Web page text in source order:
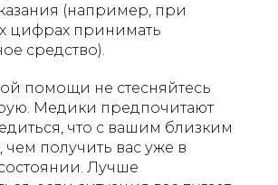
(например, при
цифрах принимать
средство).
помощи не стесняйтесь
Медики предпочитают
что с вашим близким
чем получить вас уже в
Лучше